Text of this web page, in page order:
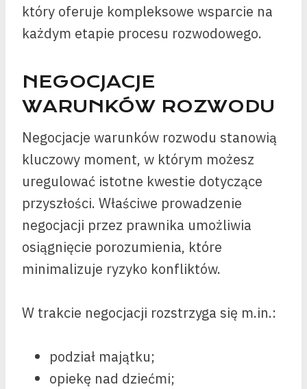
który oferuje kompleksowe wsparcie na
każdym etapie procesu rozwodowego.
NEGOCJACJE
WARUNKÓW ROZWODU
Negocjacje warunków rozwodu stanowią
kluczowy moment, w którym możesz
uregulować istotne kwestie dotyczące
przyszłości. Właściwe prowadzenie
negocjacji przez prawnika umożliwia
osiągnięcie porozumienia, które
minimalizuje ryzyko konfliktów.
W trakcie negocjacji rozstrzyga się m.in.:
podział majątku;
opiekę nad dziećmi;